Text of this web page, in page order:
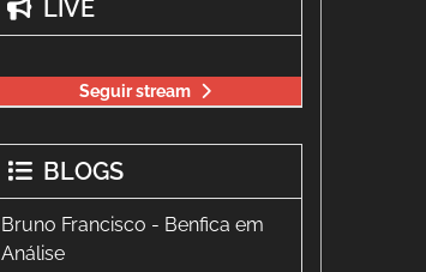
LIVE
Seguir stream
BLOGS
Bruno Francisco - Benfica em
Análise